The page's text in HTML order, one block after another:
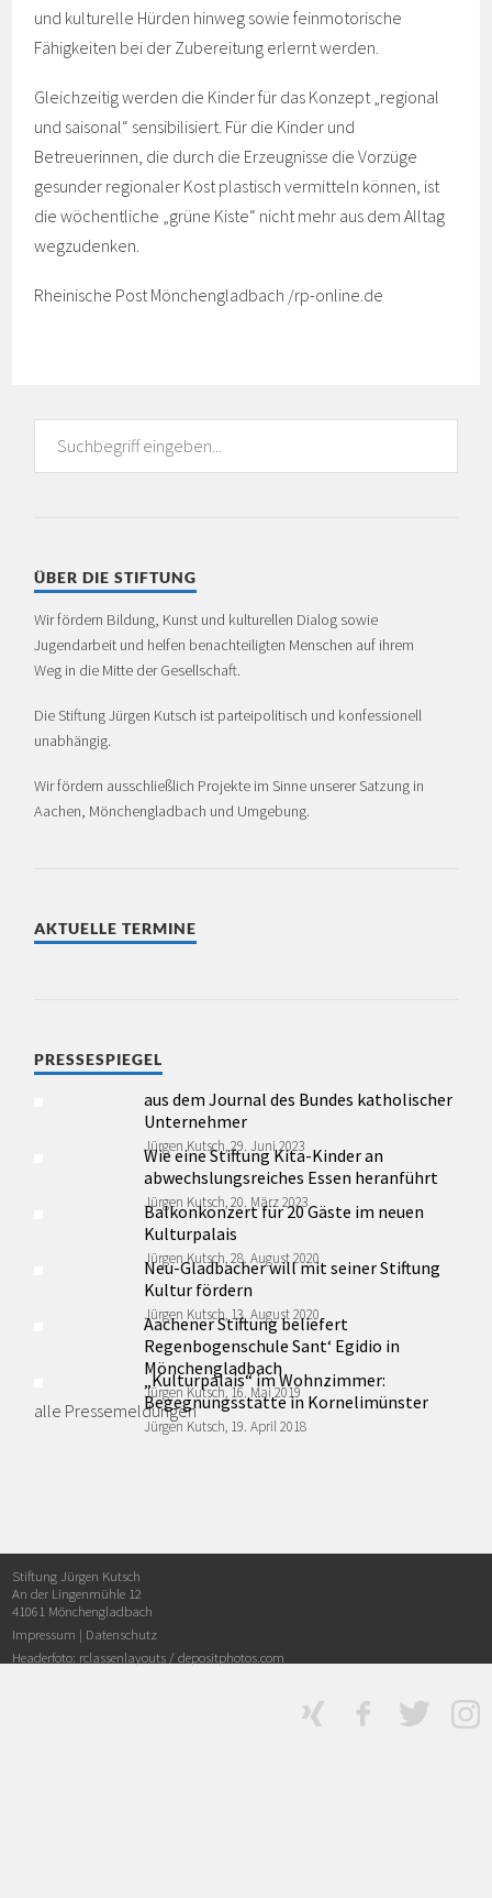
und kulturelle Hürden hinweg sowie feinmotorische
Fähigkeiten bei der Zubereitung erlernt werden.
Gleichzeitig werden die Kinder für das Konzept „regional
und saisonal“ sensibilisiert. Für die Kinder und
Betreuerinnen, die durch die Erzeugnisse die Vorzüge
gesunder regionaler Kost plastisch vermitteln können, ist
die wöchentliche „grüne Kiste“ nicht mehr aus dem Alltag
wegzudenken.
Rheinische Post Mönchengladbach /rp-online.de
ÜBER DIE STIFTUNG
Wir fördern Bildung, Kunst und kulturellen Dialog sowie
Jugendarbeit und helfen benachteiligten Menschen auf ihrem
Weg in die Mitte der Gesellschaft.
Die Stiftung Jürgen Kutsch ist partei­politisch und konfessionell
unabhängig.
Wir fördern ausschließlich Projekte im Sinne unserer Satzung in
Aachen, Mönchen­glad­bach und Umgebung.
AKTUELLE TERMINE
PRESSESPIEGEL
aus dem Journal des Bundes katholischer
Unternehmer
Jürgen Kutsch, 29. Juni 2023
Wie eine Stiftung Kita-Kinder an
abwechslungsreiches Essen heranführt
Jürgen Kutsch, 20. März 2023
Balkonkonzert für 20 Gäste im neuen
Kulturpalais
Jürgen Kutsch, 28. August 2020
Neu-Gladbacher will mit seiner Stiftung
Kultur fördern
Jürgen Kutsch, 13. August 2020
Aachener Stiftung beliefert
Regenbogenschule Sant‘ Egidio in
Mönchengladbach
Jürgen Kutsch, 16. Mai 2019
„Kulturpalais“ im Wohnzimmer:
Begegnungsstätte in Kornelimünster
Jürgen Kutsch, 19. April 2018
alle Pressemeldungen
Stiftung Jürgen Kutsch
An der Lingenmühle 12
41061 Mönchengladbach
Impressum | Datenschutz
Headerfoto: rclassenlayouts /depositphotos.com